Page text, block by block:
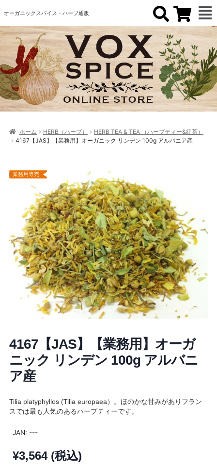
オーガニックスパイス・ハーブ通販
ホーム HERB（ハーブ）
HERB TEA & TEA （ハーブティー&紅茶）
4167【JAS】【業務用】オーガニック リンデン 100g アルバニア産
業務用専売
4167【JAS】【業務用】オーガ
ニック リンデン 100g アルバニ
ア産
Tilia platyphyllos (Tilia europaea）。ほのかな甘みがありフラン
スでは最も人気のあるハーブティーです。
JAN: ---
¥3,564 (税込)